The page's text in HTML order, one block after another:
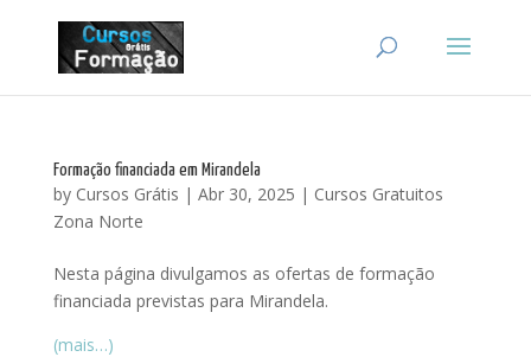
Formação financiada em Mirandela
by Cursos Grátis | Abr 30, 2025 | Cursos Gratuitos
Zona Norte
Nesta página divulgamos as ofertas de formação
financiada previstas para Mirandela.
(mais…)